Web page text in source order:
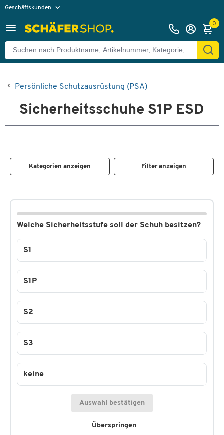
Geschäftskunden
0
Persönliche Schutzausrüstung (PSA)
Sicherheitsschuhe S1P ESD
Kategorien anzeigen Filter anzeigen
Welche Sicherheitsstufe soll der Schuh besitzen?
Überspringen
S1
S1P
S2
S3
keine
Auswahl bestätigen